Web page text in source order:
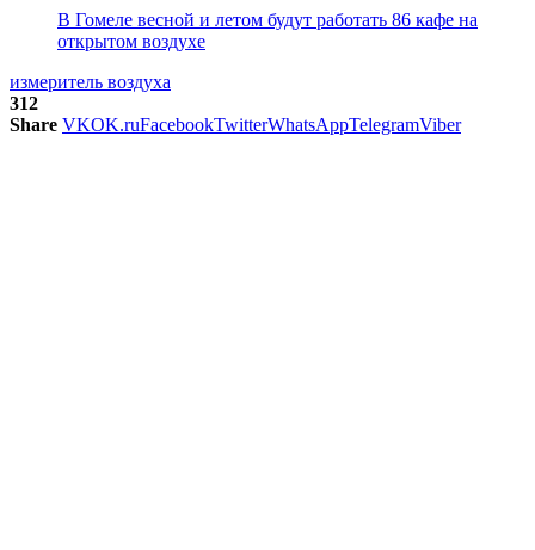
В Гомеле весной и летом будут работать 86 кафе на
открытом воздухе
измеритель воздуха
312
Share VKOK.ruFacebookTwitterWhatsAppTelegramViber